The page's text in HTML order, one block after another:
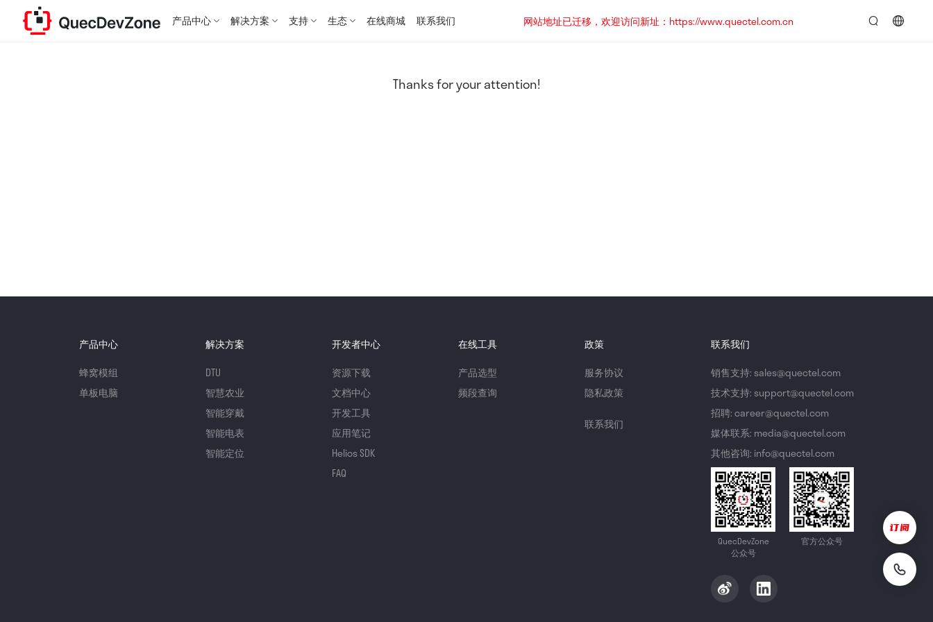
产品中心 解决方案 支持 生态 在线商城 联系我们
网站地址已迁移，欢迎访问新址：https://www.quectel.com.cn
Thanks for your attention!
产品中心
蜂窝模组
单板电脑
解决方案
DTU
智慧农业
智能穿戴
智能电表
智能定位
开发者中心
资源下载
文档中心
开发工具
应用笔记
Helios SDK
FAQ
在线工具
产品选型
频段查询
政策
服务协议
隐私政策
联系我们
联系我们
销售支持: sales@quectel.com
技术支持: support@quectel.com
招聘: career@quectel.com
媒体联系: media@quectel.com
其他咨询: info@quectel.com
QuecDevZone
公众号
官方公众号